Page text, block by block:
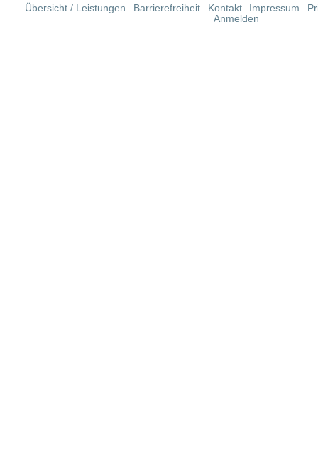
Übersicht / Leistungen Barrierefreiheit Kontakt Impressum
Anmelden